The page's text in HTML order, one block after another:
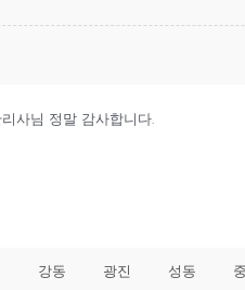
사님 정말 감사합니다.
강동 광진 성동